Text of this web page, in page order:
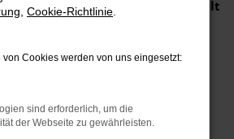
(Great Wall Motors) mit Sorgfalt
und verbaut wurde. Die
vereinen eine perfekte
Technologie,
und umweltbewusstem
Vorreiter im Bereich der
bietet WEY eine
aus Innovation, Luxus und
Cookie-Richtlinie
von Cookies werden von uns eingesetzt:
sind erforderlich, um die
der Webseite zu gewährleisten.